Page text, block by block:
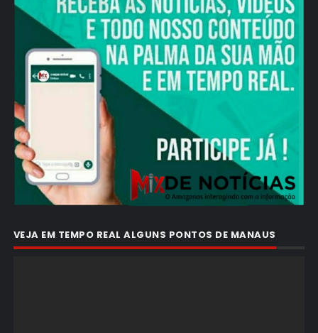
VEJA EM TEMPO REAL ALGUNS PONTOS DE MANAUS